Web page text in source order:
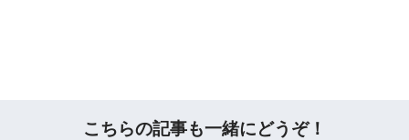
こちらの記事も一緒にどうぞ！